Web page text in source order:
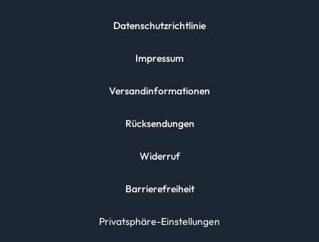
Datenschutzrichtlinie
Impressum
Versandinformationen
Rücksendungen
Widerruf
Barrierefreiheit
Privatsphäre-Einstellungen